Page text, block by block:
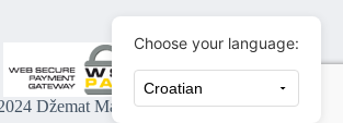
Džemat Maljevac
Choose your language: